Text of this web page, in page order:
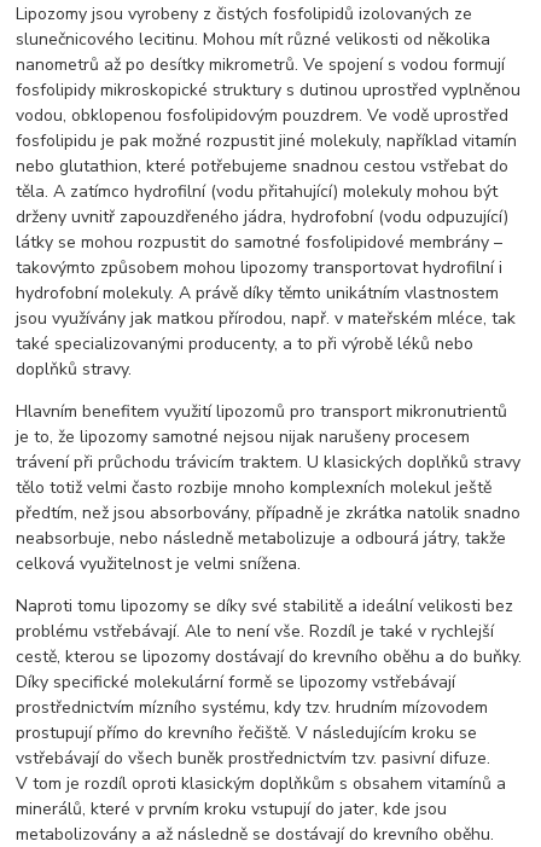
Lipozomy jsou vyrobeny z čistých fosfolipidů izolovaných ze
slunečnicového lecitinu. Mohou mít různé velikosti od několika
nanometrů až po desítky mikrometrů. Ve spojení s vodou formují
fosfolipidy mikroskopické struktury s dutinou uprostřed vyplněnou
vodou, obklopenou fosfolipidovým pouzdrem. Ve vodě uprostřed
fosfolipidu je pak možné rozpustit jiné molekuly, například vitamín
nebo glutathion, které potřebujeme snadnou cestou vstřebat do
těla. A zatímco hydrofilní (vodu přitahující) molekuly mohou být
drženy uvnitř zapouzdřeného jádra, hydrofobní (vodu odpuzující)
látky se mohou rozpustit do samotné fosfolipidové membrány –
takovýmto způsobem mohou lipozomy transportovat hydrofilní i
hydrofobní molekuly. A právě díky těmto unikátním vlastnostem
jsou využívány jak matkou přírodou, např. v mateřském mléce, tak
také specializovanými producenty, a to při výrobě léků nebo
doplňků stravy.
Hlavním benefitem využití lipozomů pro transport mikronutrientů
je to, že lipozomy samotné nejsou nijak narušeny procesem
trávení při průchodu trávicím traktem. U klasických doplňků stravy
tělo totiž velmi často rozbije mnoho komplexních molekul ještě
předtím, než jsou absorbovány, případně je zkrátka natolik snadno
neabsorbuje, nebo následně metabolizuje a odbourá játry, takže
celková využitelnost je velmi snížena.
Naproti tomu lipozomy se díky své stabilitě a ideální velikosti bez
problému vstřebávají. Ale to není vše. Rozdíl je také v rychlejší
cestě, kterou se lipozomy dostávají do krevního oběhu a do buňky.
Díky specifické molekulární formě se lipozomy vstřebávají
prostřednictvím mízního systému, kdy tzv. hrudním mízovodem
prostupují přímo do krevního řečiště. V následujícím kroku se
vstřebávají do všech buněk prostřednictvím tzv. pasivní difuze.
V tom je rozdíl oproti klasickým doplňkům s obsahem vitamínů a
minerálů, které v prvním kroku vstupují do jater, kde jsou
metabolizovány a až následně se dostávají do krevního oběhu.